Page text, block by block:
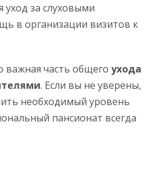
за слуховыми
в организации визитов к
важная часть общего ухода
. Если вы не уверены,
необходимый уровень
пансионат всегда